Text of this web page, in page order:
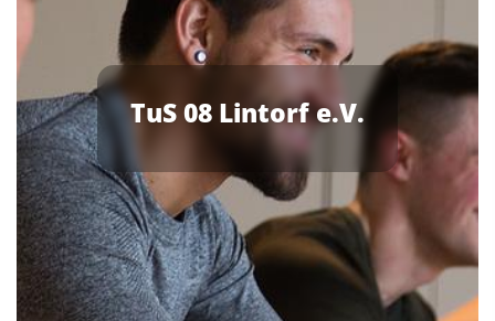
TuS 08 Lintorf e.V.